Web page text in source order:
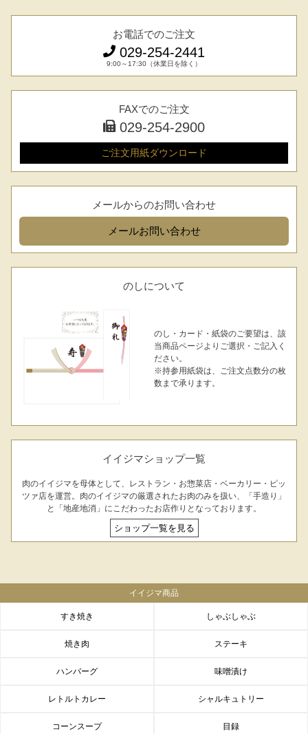
お電話でのご注文
029-254-2441
9:00～17:30（休業日を除く）
FAXでのご注文
029-254-2900
ご注文用紙ダウンロード
メールからのお問い合わせ
メールお問い合わせ
のしについて
のし・カード・紙袋のご要望は、該
当商品ページよりご選択・ご記入く
ださい。
※持参用紙袋は、ご注文点数分の枚
数まで承ります。
イイジマショップ一覧
肉のイイジマを母体として、レストラン・お惣菜店・ベーカリー・ピッ
ツァ店を運営。肉のイイジマの厳選されたお肉のみを扱い、「手造り」
と「地産地消」にこだわったお店作りとなっております。
ショップ一覧を見る
イイジマ商品
すき焼き しゃぶしゃぶ
焼き肉 ステーキ
ハンバーグ 味噌漬け
レトルトカレー シャルキュトリー
コーンスープ 目録